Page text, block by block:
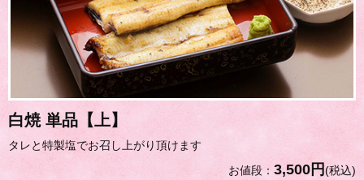
白焼 単品【上】
タレと特製塩でお召し上がり頂けます
お値段： 3,500円(税込)